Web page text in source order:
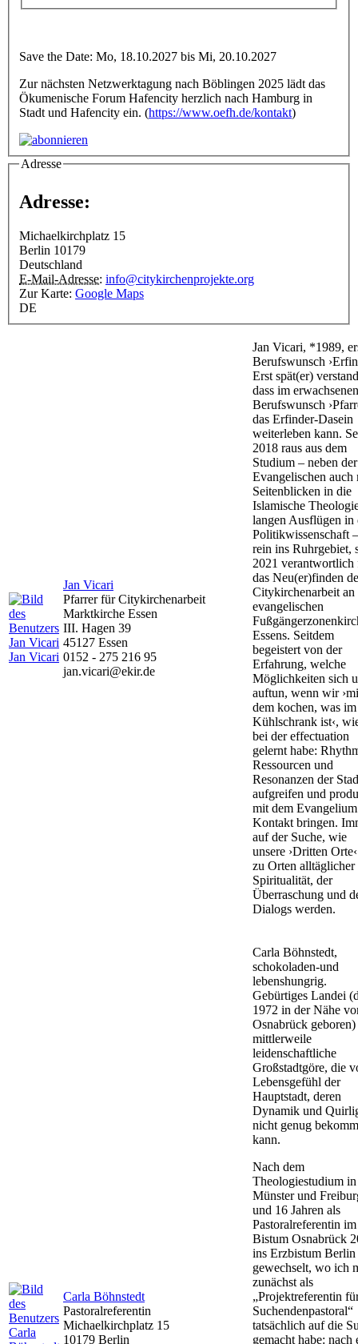
Save the Date: Mo, 18.10.2027 bis Mi, 20.10.2027
Zur nächsten Netzwerktagung nach Böblingen 2025 lädt das
Ökumenische Forum Hafencity herzlich nach Hamburg in
Stadt und Hafencity ein. (https://www.oefh.de/kontakt)
Adresse
Adresse:
Michaelkirchplatz 15
Berlin 10179
Deutschland
E-Mail-Adresse: info@citykirchenprojekte.org
Zur Karte: Google Maps
DE
Jan Vicari
Jan Vicari
Pfarrer für Citykirchenarbeit
Marktkirche Essen
III. Hagen 39
45127 Essen
0152 - 275 216 95
jan.vicari@ekir.de
Jan Vicari, *1989,
Berufswunsch
Erst spät(er)
dass im erwachsenen
Berufswunsch
das Erfinder-Dasein
weiterleben kann.
2018 raus aus dem
Studium – neben der
Evangelischen auch
Seitenblicken in die
Islamische
langen Ausflügen in
Politikwissenschaft
rein ins Ruhrgebiet,
2021 verantwortlich
das Neu(er)finden
Citykirchenarbeit an
evangelischen
Essens. Seitdem
begeistert von der
Erfahrung, welche
Möglichkeiten sich
auftun, wenn wir
dem kochen, was im
Kühlschrank ist‹,
bei der effectuation
gelernt habe:
Ressourcen und
Resonanzen der
aufgreifen und
mit dem
Kontakt bringen.
auf der Suche, wie
unsere ›Dritten
zu Orten alltäglicher
Spiritualität, der
Überraschung und
Dialogs werden.
Carla Böhnstedt
Pastoralreferentin
Michaelkirchplatz 15
10179 Berlin
Carla Böhnstedt,
schokoladen-und
lebenshungrig.
Gebürtiges Landei
1972 in der Nähe
Osnabrück
mittlerweile
leidenschaftliche
Großstadtgöre, die
Lebensgefühl der
Hauptstadt, deren
Dynamik und
nicht genug
kann.
Nach dem
Theologiestudium in
Münster und
und 16 Jahren als
Pastoralreferentin im
Bistum Osnabrück
ins Erzbistum Berlin
gewechselt, wo ich
zunächst als
„Projektreferentin
Suchendenpastoral“
tatsächlich auf die
gemacht habe: nach